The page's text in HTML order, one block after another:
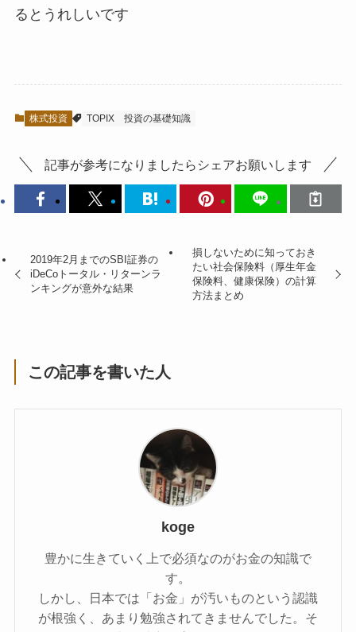
るとうれしいです
株式投資 TOPIX 投資の基礎知識
記事が参考になりましたらシェアお願いします
2019年2月までのSBI証券の
iDeCoトータル・リターンラ
ンキングが意外な結果
損しないために知っておき
たい社会保険料（厚生年金
保険料、健康保険）の計算
方法まとめ
この記事を書いた人
koge
豊かに生きていく上で必須なのがお金の知識で
す。
しかし、日本では「お金」が汚いものという認識
が根強く、あまり勉強されてきませんでした。そ